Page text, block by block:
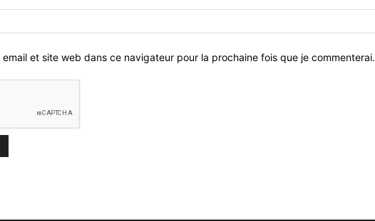
email et site web dans ce navigateur pour la prochaine fois que je commenterai.